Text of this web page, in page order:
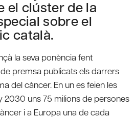
el clúster de la
sobre el
català.
la seva ponència fent
premsa publicats els darrers
del càncer. En un es feien les
2030 uns 75 milions de persones
i a Europa una de cada